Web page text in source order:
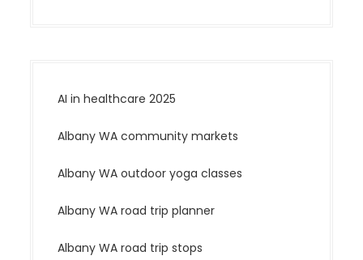
AI in healthcare 2025
Albany WA community markets
Albany WA outdoor yoga classes
Albany WA road trip planner
Albany WA road trip stops